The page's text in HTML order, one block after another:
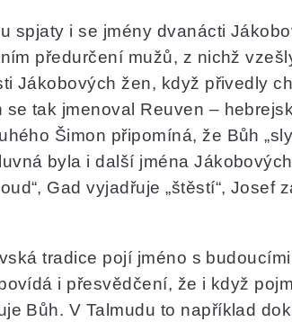
spjaty i se jmény dvanácti
předurčení mužů, z nichž
Jákobových žen, když přivedly
tak jmenoval Reuven –
Šimon připomíná, že Bůh
byla i další jména
Gad vyjadřuje „štěstí“, Josef
tradice pojí jméno s
i přesvědčení, že i když
Bůh. V Talmudu to například